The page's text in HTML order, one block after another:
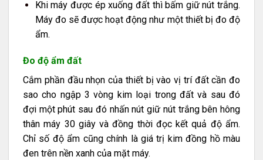
Khi máy được ép xuống đất thì bấm giữ nút trắng.
Máy đo sẽ được hoạt động như một thiết bị đo độ
ẩm.
Đo độ ẩm đất
Cắm phần đầu nhọn của thiết bị vào vị trí đất cần đo
sao cho ngập 3 vòng kim loại trong đất và sau đó
đợi một phút sau đó nhấn nút giữ nút trắng bên hông
thân máy 30 giây và đồng thời đọc kết quả độ ẩm.
Chỉ số độ ẩm cũng chính là giá trị kim đồng hồ màu
đen trên nền xanh của mặt máy.